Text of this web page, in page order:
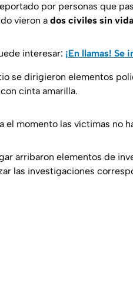
por personas que
vieron a dos civiles sin vida
interesar: ¡En llamas! Se
se dirigieron elementos
cinta amarilla.
el momento las víctimas no
arribaron elementos de
las investigaciones